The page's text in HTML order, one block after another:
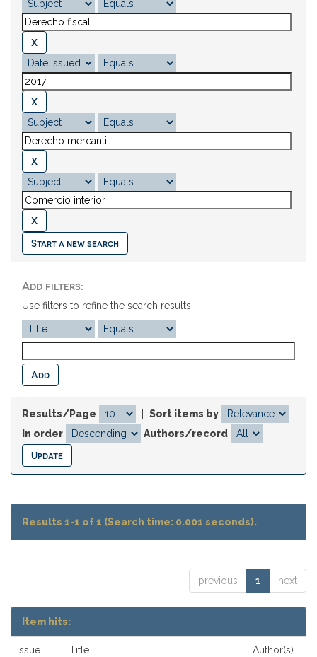
Start a new search
Add filters:
Use filters to refine the search results.
Results/Page
Sort items by
In order
Authors/record
Results 1-1 of 1 (Search time: 0.001 seconds).
previous 1 next
Item hits:
Issue
Title Author(s)